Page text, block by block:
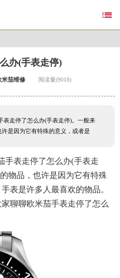

办(手表走停)
米茄维修 阅读量(9018)
表走停了怎么办(手表走停)。一般来
是因为它有特殊的意义，或者是
手表走停了怎么办(手表走
物品，也许是因为它有特殊
表是许多人最喜欢的物品。
聊聊欧米茄手表走停了怎么